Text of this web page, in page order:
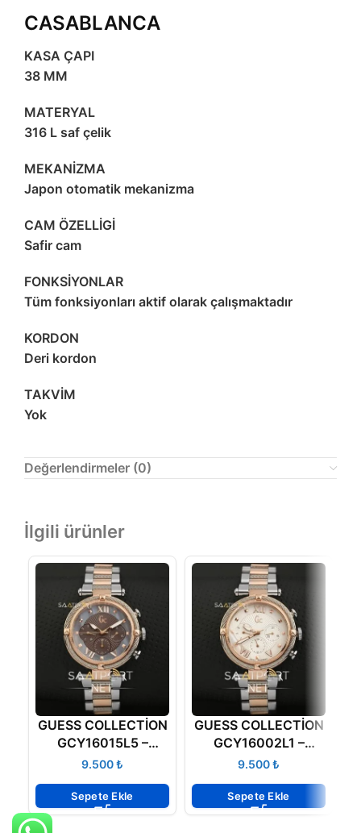
CASABLANCA
KASA ÇAPI
38 MM
MATERYAL
316 L saf çelik
MEKANİZMA
Japon otomatik mekanizma
CAM ÖZELLİGİ
Safir cam
FONKSİYONLAR
Tüm fonksiyonları aktif olarak çalışmaktadır
KORDON
Deri kordon
TAKVİM
Yok
Değerlendirmeler (0)
İlgili ürünler
GUESS COLLECTİON
GCY16015L5 –
38MM Bayan Saati
₺
Sepete Ekle
GUESS COLLECTİON
GCY16002L1 –
38MM GC SAATLER
₺
Sepete Ekle